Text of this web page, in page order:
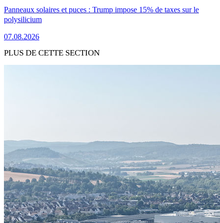
Panneaux solaires et puces : Trump impose 15% de taxes sur le
polysilicium
07.08.2026
PLUS DE CETTE SECTION